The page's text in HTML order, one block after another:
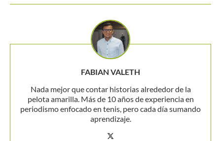
FABIAN VALETH
Nada mejor que contar historias alrededor de la
pelota amarilla. Más de 10 años de experiencia en
periodismo enfocado en tenis, pero cada día sumando
aprendizaje.